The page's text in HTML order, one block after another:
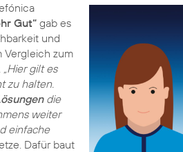
Gut“ gab es
und
Vergleich zum
. „Hier gilt es
zu halten.
die
weiter
einfache
Dafür baut